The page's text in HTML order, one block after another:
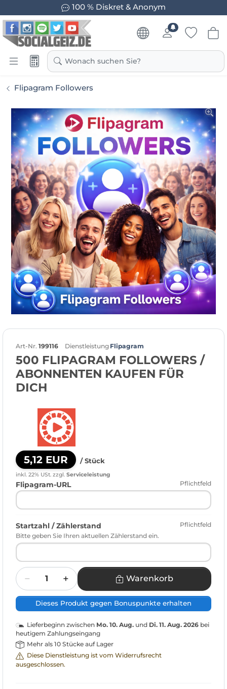
100 % Diskret & Anonym
Wonach suchen Sie?
Flipagram Followers
Art-Nr. 199116 Dienstleistung Flipagram
500 FLIPAGRAM FOLLOWERS /
ABONNENTEN KAUFEN FÜR
DICH
5,12 EUR / Stück
inkl. 22% USt. zzgl. Serviceleistung
Flipagram-URL Pflichtfeld
Startzahl / Zählerstand
Pflichtfeld
Bitte geben Sie Ihren aktuellen Zählerstand ein.
Menge
Warenkorb
Dieses Produkt gegen Bonuspunkte erhalten
Lieferbeginn zwischen Mo. 10. Aug. und Di. 11. Aug. 2026 bei
heutigem Zahlungseingang
Mehr als 10 Stücke auf Lager
Diese Dienstleistung ist vom Widerrufsrecht
ausgeschlossen.